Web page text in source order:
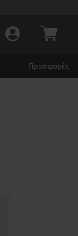
Προσφορές